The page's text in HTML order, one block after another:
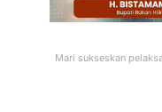
Mari sukseskan